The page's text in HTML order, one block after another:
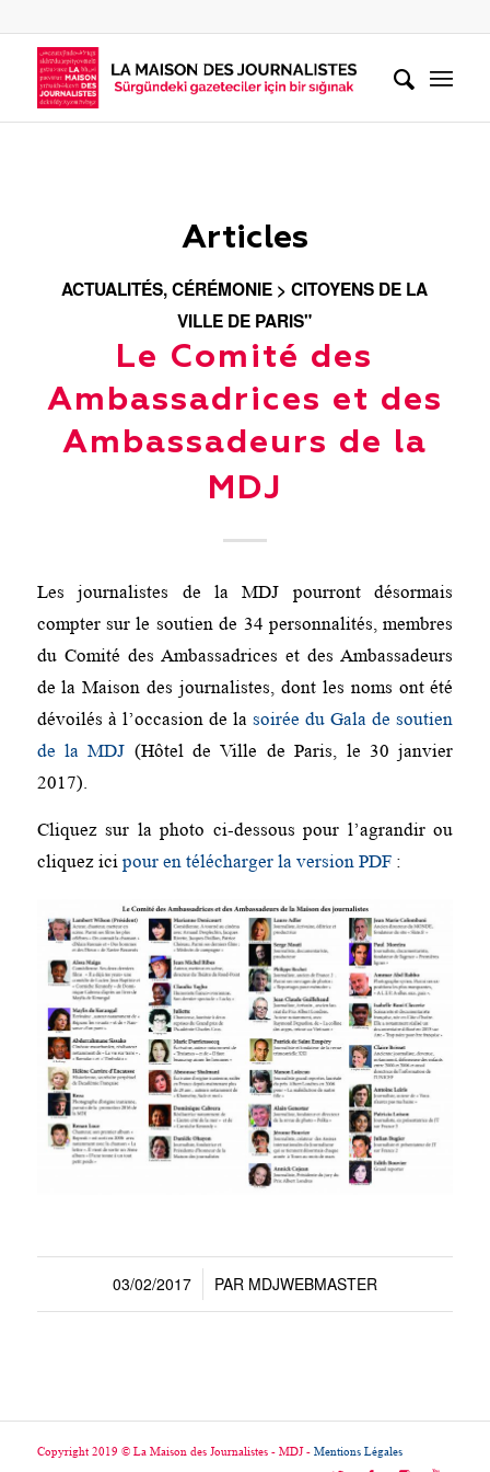
Articles
ACTUALITÉS,CÉRÉMONIE > CITOYENS DE LA
VILLE DE PARIS"
Le Comité des
Ambassadrices et des
Ambassadeurs de la
MDJ
Les journalistes de la MDJ pourront désormais
compter sur le soutien de 34 personnalités, membres
du Comité des Ambassadrices et des Ambassadeurs
de la Maison des journalistes, dont les noms ont été
dévoilés à l’occasion de lasoirée du Gala de soutien
de la MDJ (Hôtel de Ville de Paris, le 30 janvier
2017).
Cliquez sur la photo ci-dessous pour l’agrandir ou
cliquez ici pour en télécharger la version PDF:
03/02/2017
/ PAR MDJWEBMASTER
Copyright 2019 © La Maison des Journalistes - MDJ - Mentions Légales